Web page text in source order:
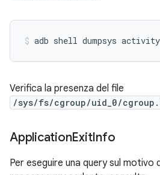
adb shell dumpsys activity
Verifica la presenza del file
/sys/fs/cgroup/uid_0/
ApplicationExitInfo
Per eseguire una query sul motivo